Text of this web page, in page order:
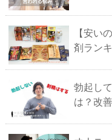
【安い
剤ラン
勃起し
は？改